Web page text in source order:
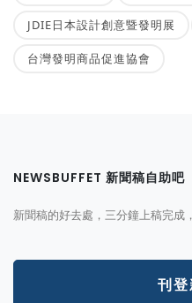
JDIE日本設計創意暨發明展
台灣發明商品促進協會
NEWSBUFFET 新聞稿自助吧
新聞稿的好去處，三分鐘上稿完成
刊